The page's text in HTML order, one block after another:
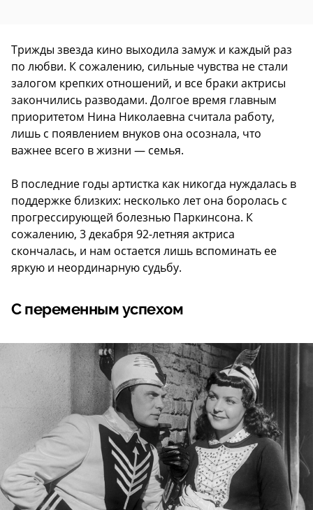
Трижды звезда кино выходила замуж и каждый раз
по любви. К сожалению, сильные чувства не стали
залогом крепких отношений, и все браки актрисы
закончились разводами. Долгое время главным
приоритетом Нина Николаевна считала работу,
лишь с появлением внуков она осознала, что
важнее всего в жизни — семья.
В последние годы артистка как никогда нуждалась в
поддержке близких: несколько лет она боролась с
прогрессирующей болезнью Паркинсона. К
сожалению, 3 декабря 92-летняя актриса
скончалась, и нам остается лишь вспоминать ее
яркую и неординарную судьбу.
С переменным успехом